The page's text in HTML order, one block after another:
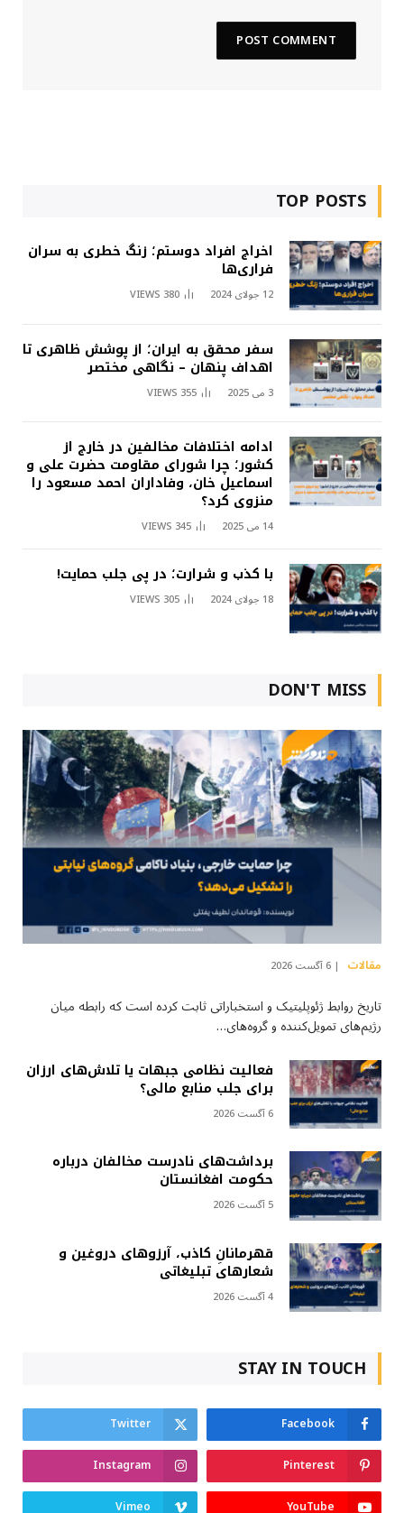
TOP POSTS
اخراج افراد دوستم؛ زنگ خطری به سران
فراری‌ها
12 جولای 2024 380
VIEWS
سفر محقق به ایران؛ از پوشش ظاهری تا
اهداف پنهان – نگاهی مختصر
3 می 2025 355
VIEWS
ادامه اختلافات مخالفین در خارج از
کشور؛ چرا شورای مقاومت حضرت علی و
اسماعیل خان، وفاداران احمد مسعود را
منزوی کرد؟
14 می 2025 345
VIEWS
با کذب و شرارت؛ در پی جلب حمایت!
18 جولای 2024 305
VIEWS
DON'T MISS
مقالات 6 آگست 2026
تاریخ روابط ژئوپلیتیک و استخباراتی ثابت کرده است که رابطه میان
رژیم‌های تمویل‌کننده و گروه‌های…
فعالیت نظامی جبهات یا تلاش‌های ارزان
برای جلب منابع مالی؟
6 آگست 2026
برداشت‌های نادرست مخالفان درباره
حکومت افغانستان
5 آگست 2026
قهرمانانِ کاذب، آرزوهای دروغین و
شعارهای تبلیغاتی
4 آگست 2026
STAY IN TOUCH
Facebook
Twitter
Pinterest
Instagram
YouTube
Vimeo